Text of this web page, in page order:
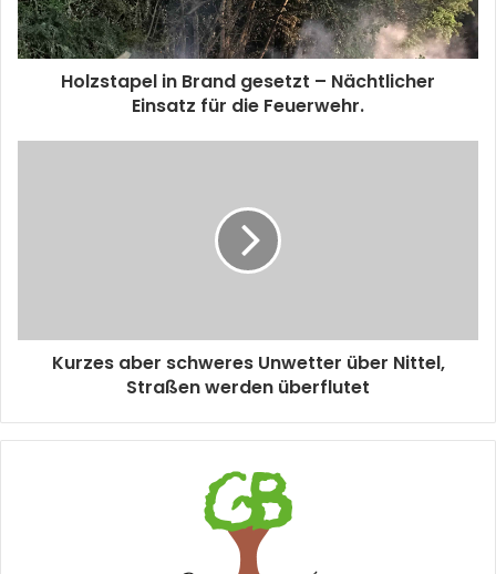
Holzstapel in Brand gesetzt – Nächtlicher
Einsatz für die Feuerwehr.
Kurzes aber schweres Unwetter über Nittel,
Straßen werden überflutet